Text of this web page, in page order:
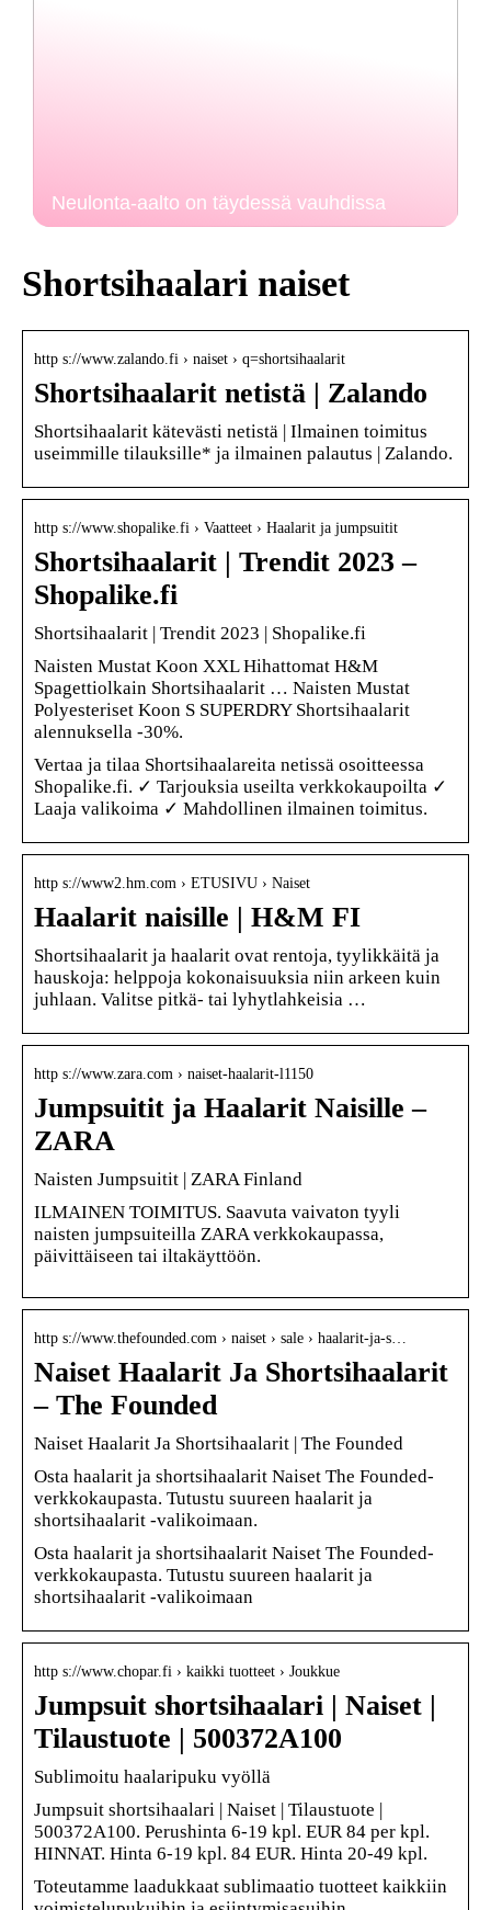
Neulonta-aalto on täydessä vauhdissa
Shortsihaalari naiset
http s://www.zalando.fi › naiset › q=shortsihaalarit
Shortsihaalarit netistä | Zalando
Shortsihaalarit kätevästi netistä | Ilmainen toimitus
useimmille tilauksille* ja ilmainen palautus | Zalando.
http s://www.shopalike.fi › Vaatteet › Haalarit ja jumpsuitit
Shortsihaalarit | Trendit 2023 –
Shopalike.fi
Shortsihaalarit | Trendit 2023 | Shopalike.fi
Naisten Mustat Koon XXL Hihattomat H&M
Spagettiolkain Shortsihaalarit … Naisten Mustat
Polyesteriset Koon S SUPERDRY Shortsihaalarit
alennuksella -30%.
Vertaa ja tilaa Shortsihaalareita netissä osoitteessa
Shopalike.fi. ✓ Tarjouksia useilta verkkokaupoilta ✓
Laaja valikoima ✓ Mahdollinen ilmainen toimitus.
http s://www2.hm.com › ETUSIVU › Naiset
Haalarit naisille | H&M FI
Shortsihaalarit ja haalarit ovat rentoja, tyylikkäitä ja
hauskoja: helppoja kokonaisuuksia niin arkeen kuin
juhlaan. Valitse pitkä- tai lyhytlahkeisia …
http s://www.zara.com › naiset-haalarit-l1150
Jumpsuitit ja Haalarit Naisille –
ZARA
Naisten Jumpsuitit | ZARA Finland
ILMAINEN TOIMITUS. Saavuta vaivaton tyyli
naisten jumpsuiteilla ZARA verkkokaupassa,
päivittäiseen tai iltakäyttöön.
http s://www.thefounded.com › naiset › sale › haalarit-ja-s…
Naiset Haalarit Ja Shortsihaalarit
– The Founded
Naiset Haalarit Ja Shortsihaalarit | The Founded
Osta haalarit ja shortsihaalarit Naiset The Founded-
verkkokaupasta. Tutustu suureen haalarit ja
shortsihaalarit -valikoimaan.
Osta haalarit ja shortsihaalarit Naiset The Founded-
verkkokaupasta. Tutustu suureen haalarit ja
shortsihaalarit -valikoimaan
http s://www.chopar.fi › kaikki tuotteet › Joukkue
Jumpsuit shortsihaalari | Naiset |
Tilaustuote | 500372A100
Sublimoitu haalaripuku vyöllä
Jumpsuit shortsihaalari | Naiset | Tilaustuote |
500372A100. Perushinta 6-19 kpl. EUR 84 per kpl.
HINNAT. Hinta 6-19 kpl. 84 EUR. Hinta 20-49 kpl.
Toteutamme laadukkaat sublimaatio tuotteet kaikkiin